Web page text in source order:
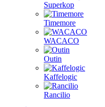
Superkop
Timemore
WACACO
Outin
Kaffelogic
Rancilio